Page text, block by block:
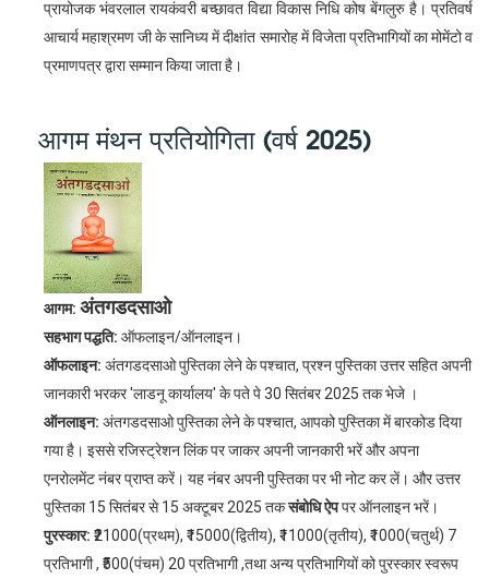
प्रायोजक भंवरलाल रायकंवरी बच्छावत विद्या विकास निधि कोष बेंगलुरु है। प्रतिवर्ष
आचार्य महाश्रमण जी के सानिध्य में दीक्षांत समारोह में विजेता प्रतिभागियों का मोमेंटो व
प्रमाणपत्र द्वारा सम्मान किया जाता है।
आगम मंथन प्रतियोगिता (वर्ष 2025)
आगम: अंतगडदसाओ
सहभाग पद्धति: ऑफलाइन/ऑनलाइन।
ऑफलाइन: अंतगडदसाओ पुस्तिका लेने के पश्चात, प्रश्न पुस्तिका उत्तर सहित अपनी
जानकारी भरकर 'लाडनू कार्यालय' के पते पे 30 सितंबर 2025 तक भेजे ।
ऑनलाइन: अंतगडदसाओ पुस्तिका लेने के पश्चात, आपको पुस्तिका में बारकोड दिया
गया है। इससे रजिस्ट्रेशन लिंक पर जाकर अपनी जानकारी भरें और अपना
एनरोलमेंट नंबर प्राप्त करें। यह नंबर अपनी पुस्तिका पर भी नोट कर लें। और उत्तर
पुस्तिका 15 सितंबर से 15 अक्टूबर 2025 तकसंबोधि ऐपपर ऑनलाइन भरें।
पुरस्कार: ₹21000(प्रथम), ₹15000(द्वितीय), ₹11000(तृतीय), ₹1000(चतुर्थ) 7
प्रतिभागी , ₹500(पंचम) 20 प्रतिभागी ,तथा अन्य प्रतिभागियों को पुरस्कार स्वरूप